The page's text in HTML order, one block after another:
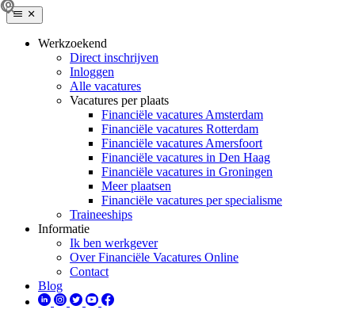
Werkzoekend
Direct inschrijven
Inloggen
Alle vacatures
Vacatures per plaats
Financiële vacatures Amsterdam
Financiële vacatures Rotterdam
Financiële vacatures Amersfoort
Financiële vacatures in Den Haag
Financiële vacatures in Groningen
Meer plaatsen
Financiële vacatures per specialisme
Traineeships
Informatie
Ik ben werkgever
Over Financiële Vacatures Online
Contact
Blog